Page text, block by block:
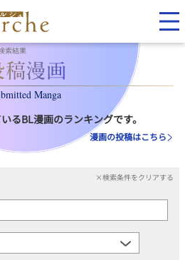
索結果
Manga
るBL漫画のランキングです。
漫画の投稿はこちら
×検索条件をクリアする